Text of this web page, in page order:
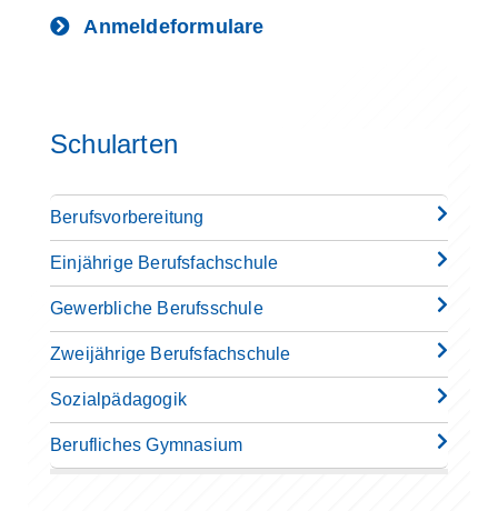
Anmeldeformulare
Schularten
Berufsvorbereitung
Einjährige Berufsfachschule
Gewerbliche Berufsschule
Zweijährige Berufsfachschule
Sozialpädagogik
Berufliches Gymnasium